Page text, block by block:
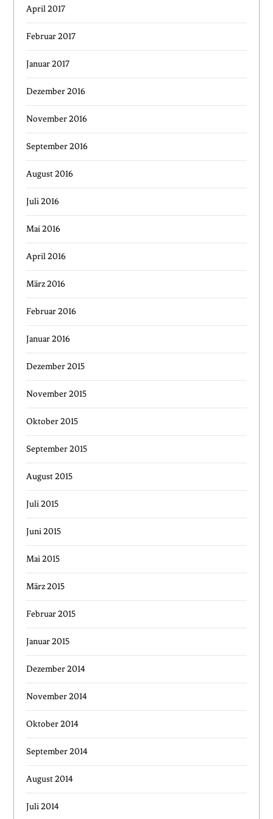
April 2017
Februar 2017
Januar 2017
Dezember 2016
November 2016
September 2016
August 2016
Juli 2016
Mai 2016
April 2016
März 2016
Februar 2016
Januar 2016
Dezember 2015
November 2015
Oktober 2015
September 2015
August 2015
Juli 2015
Juni 2015
Mai 2015
März 2015
Februar 2015
Januar 2015
Dezember 2014
November 2014
Oktober 2014
September 2014
August 2014
Juli 2014